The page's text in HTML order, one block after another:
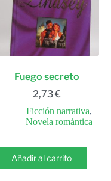
Fuego secreto
2,73€
Ficción narrativa,
Novela romántica
Añadir al carrito